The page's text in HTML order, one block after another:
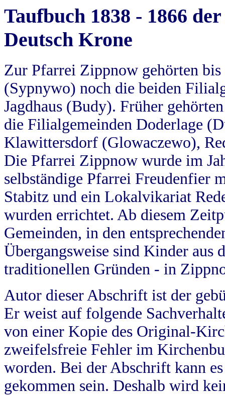
Taufbuch 1838 - 1866
Deutsch Krone
Zur Pfarrei Zippnow gehörten
(Sypnywo) noch die beiden
Jagdhaus (Budy). Früher
die Filialgemeinden Doderlage
Klawittersdorf (Glowaczewo),
Die Pfarrei Zippnow wurde im
selbständige Pfarrei Freudenfier
Stabitz und ein Lokalvikariat
wurden errichtet. Ab diesem
Gemeinden, in den
Übergangsweise sind Kinder aus
traditionellen Gründen - in
Autor dieser Abschrift ist der
Er weist auf folgende
von einer Kopie des Original-
zweifelsfreie Fehler im
worden. Bei der Abschrift kann
gekommen sein. Deshalb wird